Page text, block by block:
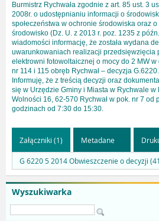
Wyszukiwarka
Burmistrz Rychwała zgodnie z art. 85 ust. 3
2008r. o udostępnianiu informacji o
społeczeństwa w ochronie środowiska oraz
środowisko (Dz. U. z 2013 r. poz. 1235 z
wiadomości informację, że została wydana
uwarunkowaniach realizacji przedsięwzięcia
elektrowni fotowoltaicznej o mocy do 2 MW w
nr 114 i 115 obręb Rychwał – decyzja
Informuję, że z treścią decyzji oraz
się w Urzędzie Gminy i Miasta w Rychwale
Wolności 16, 62-570 Rychwał w pok. nr 7 od
godzinach od 7:30 do 15:30.
Załączniki (1) Metadane
G 6220 5 2014 Obwieszczenie o decyzji